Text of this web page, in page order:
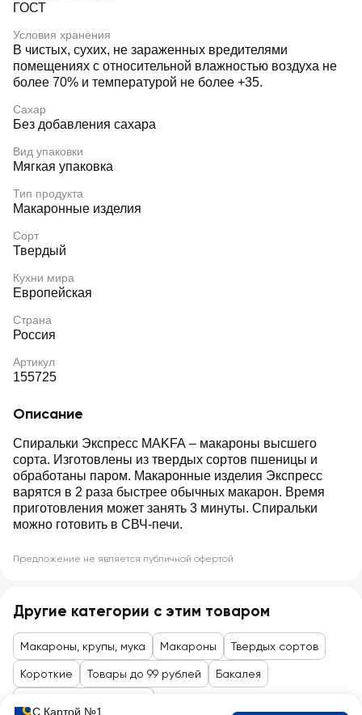
ГОСТ
Условия хранения
В чистых, сухих, не зараженных вредителями
помещениях с относительной влажностью воздуха не
более 70% и температурой не более +35.
Сахар
Без добавления сахара
Вид упаковки
Мягкая упаковка
Тип продукта
Макаронные изделия
Сорт
Твердый
Кухни мира
Европейская
Страна
Россия
Артикул
155725
Описание
Спиральки Экспресс MAKFA – макароны высшего
сорта. Изготовлены из твердых сортов пшеницы и
обработаны паром. Макаронные изделия Экспресс
варятся в 2 раза быстрее обычных макарон. Время
приготовления может занять 3 минуты. Спиральки
можно готовить в СВЧ-печи.
Предложение не является публичной офертой
Другие категории с этим товаром
Макароны, крупы, мука Макароны Твердых сортов
Короткие Товары до 99 рублей Бакалея
С Картой №1